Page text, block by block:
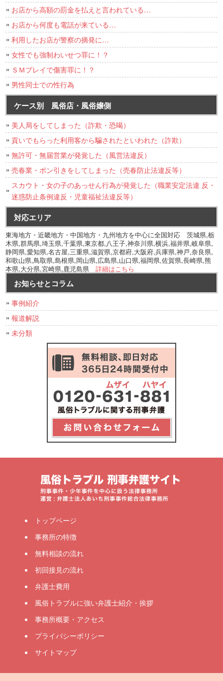
お店から高額の罰金を払えと言われている…
お店から何度も電話が来ている…
利用したお店が警察の摘発に…
女性でも強制わいせつ罪に！？
ＳＭプレイで傷害罪に！？
男性同士での性行為
ケース別 風俗店・風俗嬢側
美人局をしてしまった（詐欺・恐喝）
貢いでもらった利用客から騙されたといわれた（詐欺）
無許可・無届営業が発覚した（風営法違反）
売春業・ポン引きをしてしまった（売春防止法違反等）
スカウト・女の子のあっせん行為が発覚した（職業安定法違 反・
迷惑防止条例違反・児童福祉法違反等）
対応エリア
東海地方・近畿地方・中国地方・九州地方を中心に全国対応 茨城県,栃
木県,群馬県,埼玉県,千葉県,東京都,八王子,神奈川県,横浜,福井県,岐阜県,
静岡県,愛知県,名古屋,三重県,滋賀県,京都府,大阪府,兵庫県,神戸,奈良県,
和歌山県,鳥取県,島根県,岡山県,広島県,山口県,福岡県,佐賀県,長崎県,熊
本県,大分県,宮崎県,鹿児島県詳細はこちら
お知らせとコラム
事例紹介
報道解説
未分類
トップページ
事務所の特徴
無料相談の流れ
初回接見の流れ
弁護士費用
風俗トラブルに強い弁護士紹介・挨拶
事務所概要・アクセス
プライバシーポリシー
サイトマップ